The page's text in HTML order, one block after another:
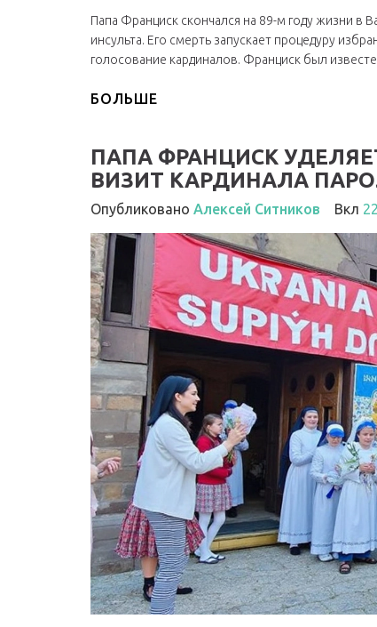
Папа Франциск скончался на 89-м году жизни в
инсульта. Его смерть запускает процедуру
голосование кардиналов. Франциск был
БОЛЬШЕ
ПАПА ФРАНЦИСК
ВИЗИТ КАРДИНАЛА
Опубликовано Алексей Ситников Вкл